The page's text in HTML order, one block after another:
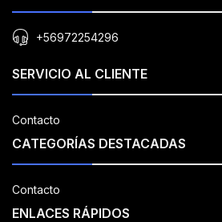
+56972254296
SERVICIO AL CLIENTE
Contacto
CATEGORÍAS DESTACADAS
Contacto
ENLACES RÁPIDOS